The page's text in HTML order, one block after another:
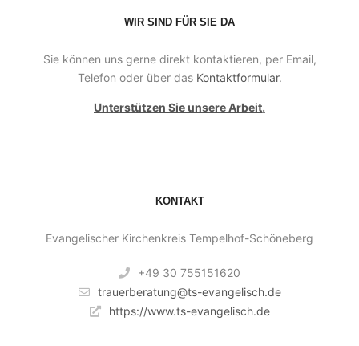
WIR SIND FÜR SIE DA
Sie können uns gerne direkt kontaktieren, per Email,
Telefon oder über das Kontaktformular.
Unterstützen Sie unsere Arbeit.
KONTAKT
Evangelischer Kirchenkreis Tempelhof-Schöneberg
+49 30 755151620
trauerberatung@ts-evangelisch.de
https://www.ts-evangelisch.de